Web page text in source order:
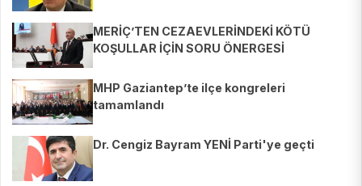
MERİÇ’TEN CEZAEVLERİNDEKİ KÖTÜ
KOŞULLAR İÇİN SORU ÖNERGESİ
MHP Gaziantep’te ilçe kongreleri
tamamlandı
Dr. Cengiz Bayram YENİ Parti'ye geçti